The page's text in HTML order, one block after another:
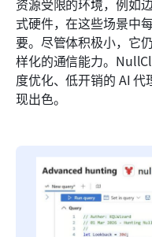
资源受限的环境，例如
式硬件，在这些场景中
要。尽管体积极小，它
样化的通信能力。
度优化、低开销的 AI
现出色。